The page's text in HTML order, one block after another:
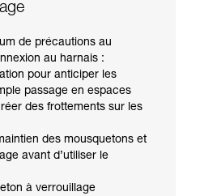
de précautions au
au harnais :
pour anticiper les
passage en espaces
des frottements sur les
des mousquetons et
avant d’utiliser le
à verrouillage